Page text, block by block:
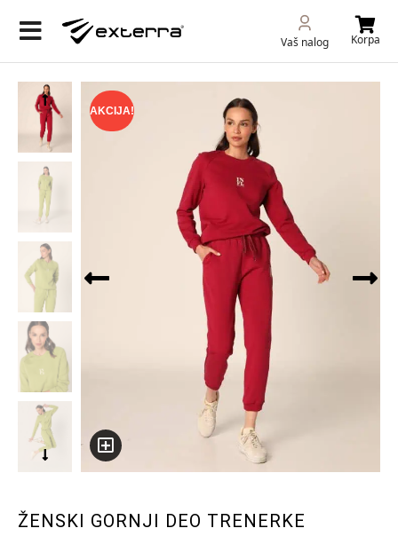
Vaš nalog Korpa
AKCIJA!
ŽENSKI GORNJI DEO TRENERKE